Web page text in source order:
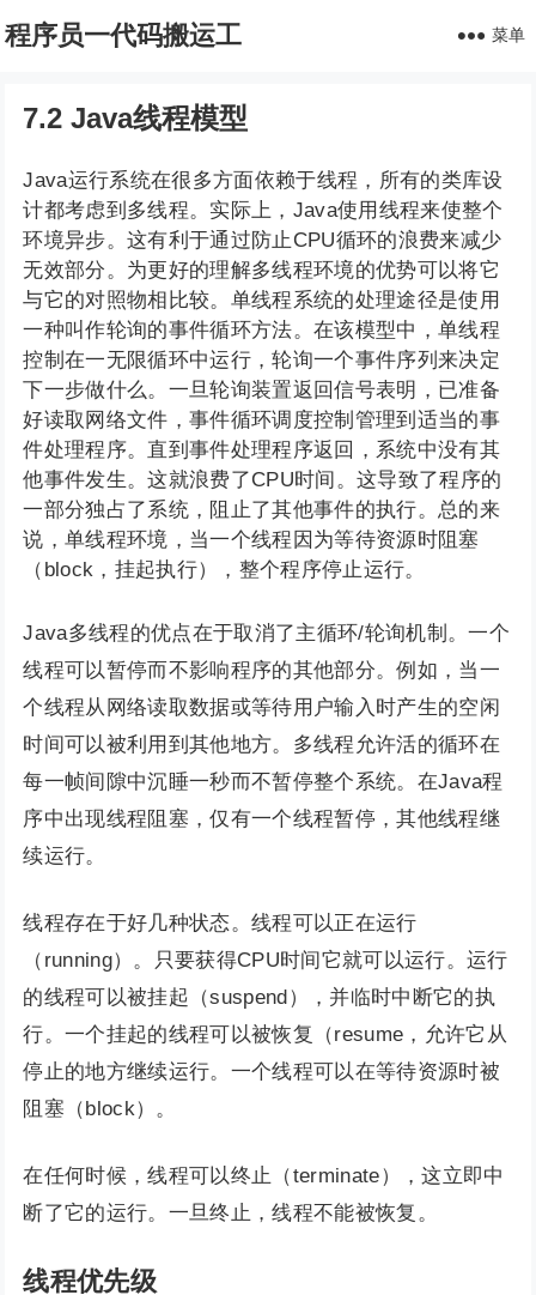
程序员一代码搬运工 菜单
7.2 Java线程模型
Java运行系统在很多方面依赖于线程，所有的类库设
计都考虑到多线程。实际上，Java使用线程来使整个
环境异步。这有利于通过防止CPU循环的浪费来减少
无效部分。为更好的理解多线程环境的优势可以将它
与它的对照物相比较。单线程系统的处理途径是使用
一种叫作轮询的事件循环方法。在该模型中，单线程
控制在一无限循环中运行，轮询一个事件序列来决定
下一步做什么。一旦轮询装置返回信号表明，已准备
好读取网络文件，事件循环调度控制管理到适当的事
件处理程序。直到事件处理程序返回，系统中没有其
他事件发生。这就浪费了CPU时间。这导致了程序的
一部分独占了系统，阻止了其他事件的执行。总的来
说，单线程环境，当一个线程因为等待资源时阻塞
（block，挂起执行），整个程序停止运行。
Java多线程的优点在于取消了主循环/轮询机制。一个
线程可以暂停而不影响程序的其他部分。例如，当一
个线程从网络读取数据或等待用户输入时产生的空闲
时间可以被利用到其他地方。多线程允许活的循环在
每一帧间隙中沉睡一秒而不暂停整个系统。在Java程
序中出现线程阻塞，仅有一个线程暂停，其他线程继
续运行。
线程存在于好几种状态。线程可以正在运行
（running）。只要获得CPU时间它就可以运行。运行
的线程可以被挂起（suspend），并临时中断它的执
行。一个挂起的线程可以被恢复（resume，允许它从
停止的地方继续运行。一个线程可以在等待资源时被
阻塞（block）。
在任何时候，线程可以终止（terminate），这立即中
断了它的运行。一旦终止，线程不能被恢复。
线程优先级